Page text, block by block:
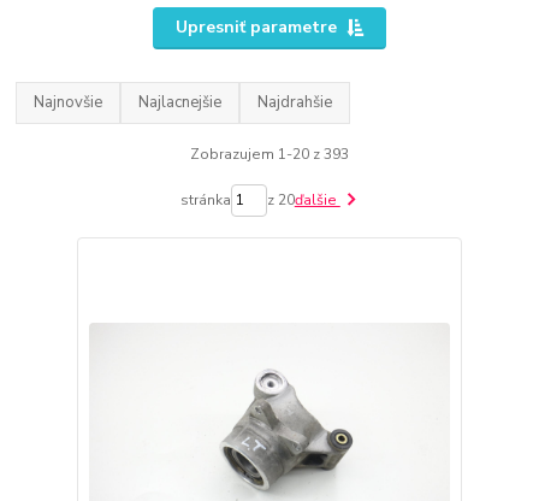
Upresniť parametre
Najnovšie Najlacnejšie Najdrahšie
Zobrazujem 1-20 z 393
stránka z 20ďalšie